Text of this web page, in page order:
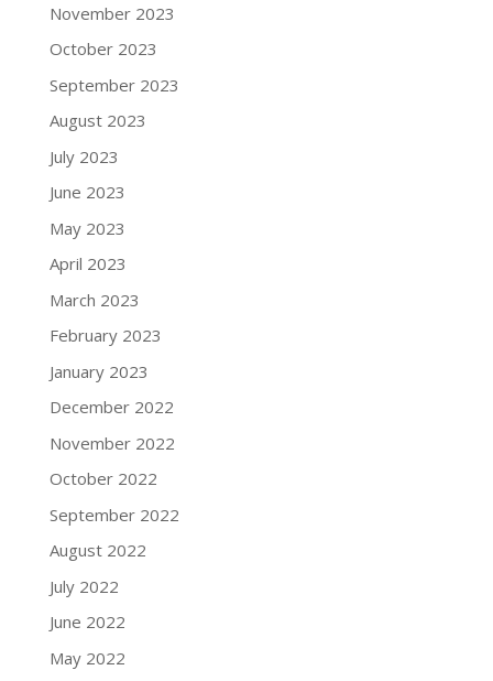
November 2023
October 2023
September 2023
August 2023
July 2023
June 2023
May 2023
April 2023
March 2023
February 2023
January 2023
December 2022
November 2022
October 2022
September 2022
August 2022
July 2022
June 2022
May 2022